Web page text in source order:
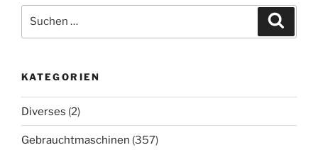
nach:
KATEGORIEN
Diverses (2)
Gebrauchtmaschinen (357)